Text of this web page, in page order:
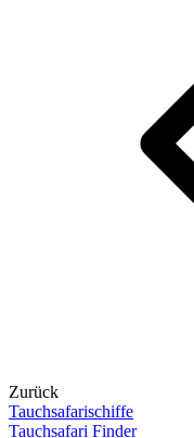
Zurück
Tauchsafarischiffe
Tauchsafari Finder